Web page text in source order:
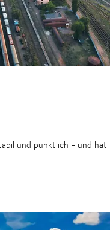
und pünktlich - und hat